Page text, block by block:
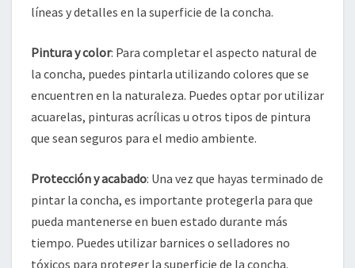
líneas y detalles en la superficie de la concha.
Pintura y color: Para completar el aspecto natural de
la concha, puedes pintarla utilizando colores que se
encuentren en la naturaleza. Puedes optar por utilizar
acuarelas, pinturas acrílicas u otros tipos de pintura
que sean seguros para el medio ambiente.
Protección y acabado: Una vez que hayas terminado de
pintar la concha, es importante protegerla para que
pueda mantenerse en buen estado durante más
tiempo. Puedes utilizar barnices o selladores no
tóxicos para proteger la superficie de la concha.